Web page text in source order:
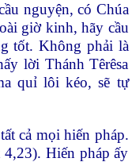
nguyện, có Chúa
giờ kinh, hãy cầu
tốt. Không phải là
lời Thánh Têrêsa
quỉ lôi kéo, sẽ tự
cả mọi hiến pháp.
Hiến pháp ấy